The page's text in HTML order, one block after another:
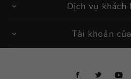
Dịch vụ khách
Tài khoản